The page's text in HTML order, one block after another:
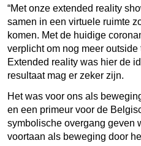
“Met onze extended reality
samen in een virtuele ruimte
komen. Met de huidige
verplicht om nog meer outside
Extended reality was hier de
resultaat mag er zeker zijn.
Het was voor ons als
en een primeur voor de
symbolische overgang geven
voortaan als beweging door